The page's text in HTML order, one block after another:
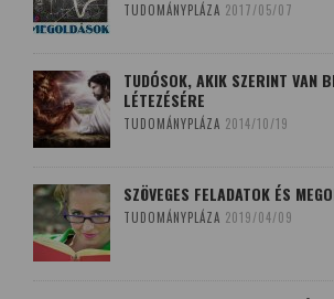
TUDOMÁNYPLÁZA 2017/05/07
TUDÓSOK, AKIK SZERINT VAN
LÉTEZÉSÉRE
TUDOMÁNYPLÁZA 2014/10/19
SZÖVEGES FELADATOK ÉS
TUDOMÁNYPLÁZA 2019/04/09